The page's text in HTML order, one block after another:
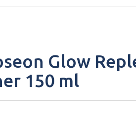
Glow
150 ml